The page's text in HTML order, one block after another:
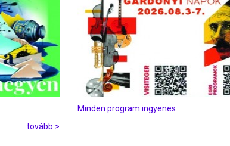
tovább >
Minden program ingyenes